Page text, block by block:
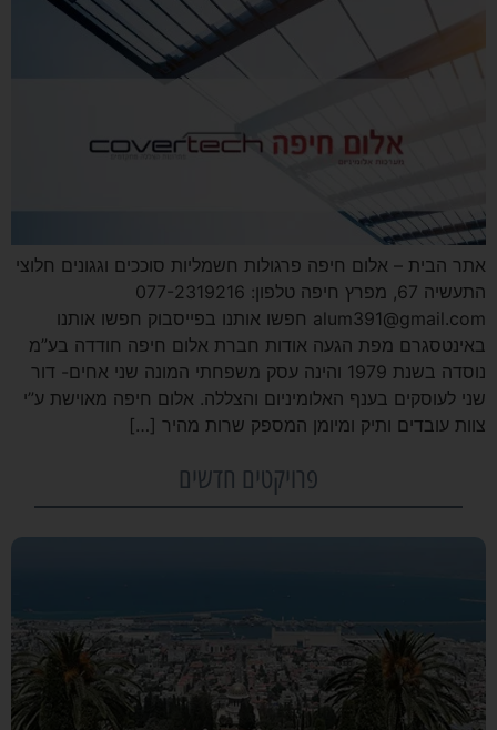
אתר הבית – אלום חיפה פרגולות חשמליות סוככים וגגונים חלוצי
התעשיה 67, מפרץ חיפה טלפון: 077-2319216
alum391@gmail.com חפשו אותנו בפייסבוק חפשו אותנו
באינטסגרם מפת הגעה אודות חברת אלום חיפה חודדה בע”מ
נוסדה בשנת 1979 והינה עסק משפחתי המונה שני אחים- דור
שני לעוסקים בענף האלומיניום והצללה. אלום חיפה מאוישת ע”י
צוות עובדים ותיק ומיומן המספק שרות מהיר […]
פרויקטים חדשים